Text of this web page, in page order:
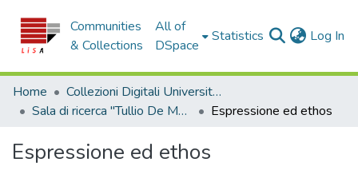
Communities
& Collections
All of
DSpace
Statistics Log In
Home
Collezioni Digitali Università della Calabria
Sala di ricerca "Tullio De Mauro"
Espressione ed ethos
Espressione ed ethos